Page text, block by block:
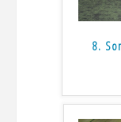
8.